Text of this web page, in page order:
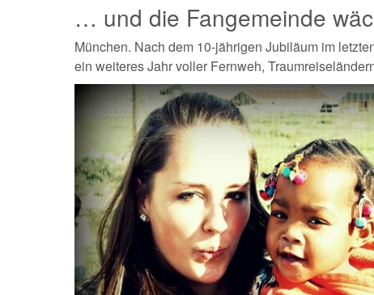
… und die Fangemeinde
München. Nach dem 10-jährigen Jubiläum im
ein weiteres Jahr voller Fernweh,